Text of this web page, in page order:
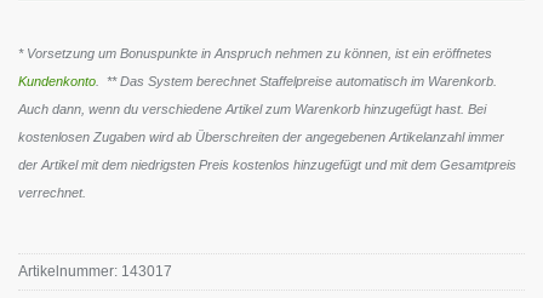
* Vorsetzung um Bonuspunkte in Anspruch nehmen zu können, ist ein eröffnetes
Kundenkonto . ** Das System berechnet Staffelpreise automatisch im Warenkorb.
Auch dann, wenn du verschiedene Artikel zum Warenkorb hinzugefügt hast. Bei
kostenlosen Zugaben wird ab Überschreiten der angegebenen Artikelanzahl immer
der Artikel mit dem niedrigsten Preis kostenlos hinzugefügt und mit dem Gesamtpreis
verrechnet.
Artikelnummer: 143017